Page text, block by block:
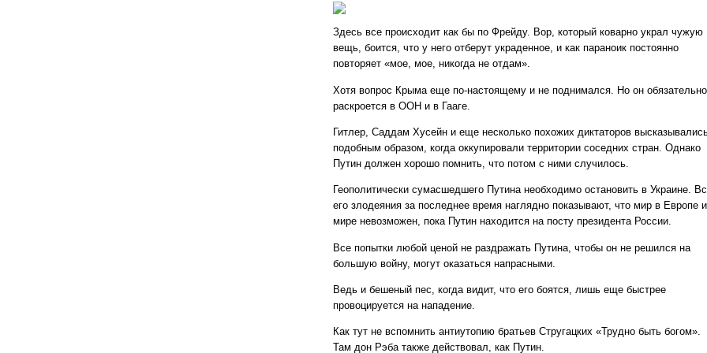
Здесь все происходит как бы по Фрейду. Вор, который коварно украл чужую
вещь, боится, что у него отберут украденное, и как параноик постоянно
повторяет «мое, мое, никогда не отдам».
Хотя вопрос Крыма еще по-настоящему и не поднимался. Но он обязательно
раскроется в ООН и в Гааге.
Гитлер, Саддам Хусейн и еще несколько похожих диктаторов
подобным образом, когда оккупировали территории соседних стран. Однако
Путин должен хорошо помнить, что потом с ними случилось.
Геополитически сумасшедшего Путина необходимо остановить в Украине.
его злодеяния за последнее время наглядно показывают, что мир в Европе и
мире невозможен, пока Путин находится на посту президента России.
Все попытки любой ценой не раздражать Путина, чтобы он не решился на
большую войну, могут оказаться напрасными.
Ведь и бешеный пес, когда видит, что его боятся, лишь еще быстрее
провоцируется на нападение.
Как тут не вспомнить антиутопию братьев Стругацких «Трудно быть богом».
Там дон Рэба также действовал, как Путин.